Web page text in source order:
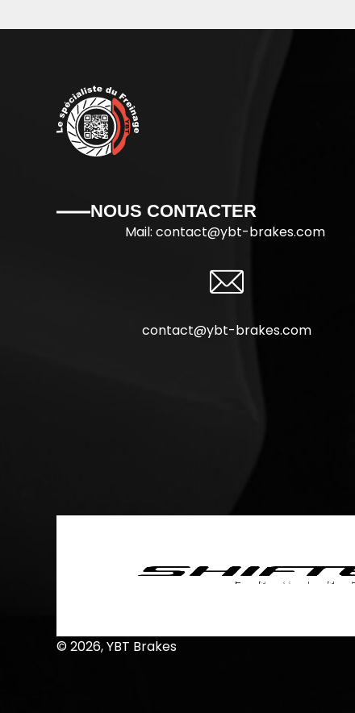
NOUS CONTACTER
Mail: contact@ybt-brakes.com
contact@ybt-brakes.com
© 2026, YBT Brakes